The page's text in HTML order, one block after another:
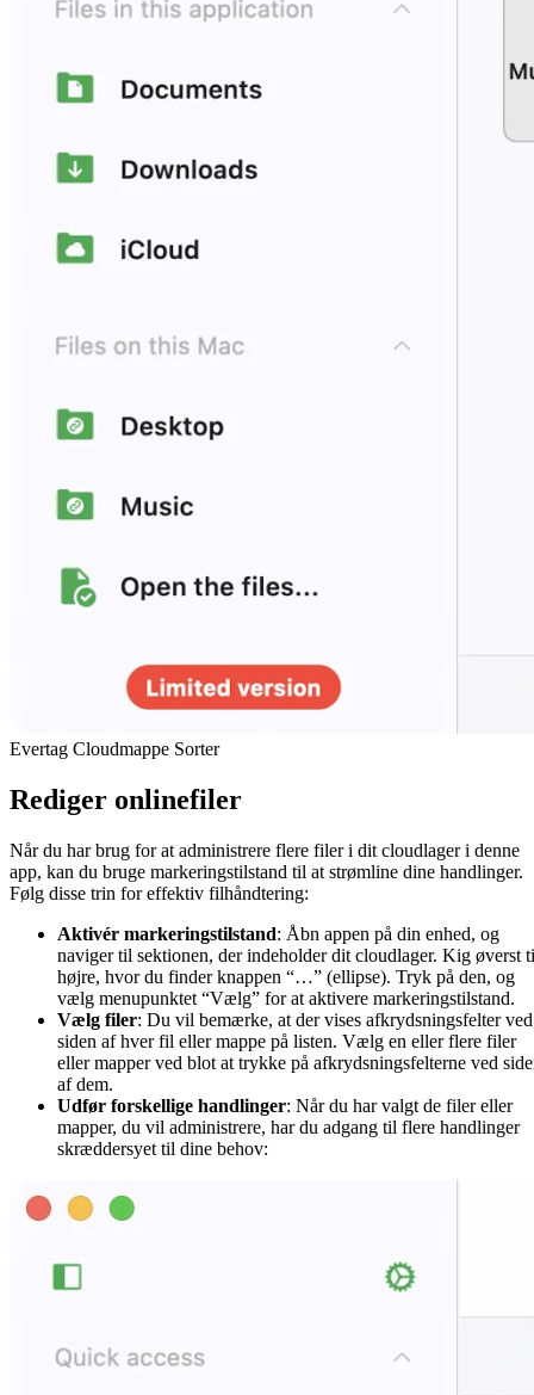
Evertag Cloudmappe Sorter
Rediger onlinefiler
Når du har brug for at administrere flere filer i dit cloudlager i denne
app, kan du bruge markeringstilstand til at strømline dine handlinger.
Følg disse trin for effektiv filhåndtering:
Aktivér markeringstilstand: Åbn appen på din enhed, og
naviger til sektionen, der indeholder dit cloudlager. Kig øverst
højre, hvor du finder knappen “…” (ellipse). Tryk på den, og
vælg menupunktet “Vælg” for at aktivere markeringstilstand.
Vælg filer: Du vil bemærke, at der vises afkrydsningsfelter ved
siden af hver fil eller mappe på listen. Vælg en eller flere filer
eller mapper ved blot at trykke på afkrydsningsfelterne ved
af dem.
Udfør forskellige handlinger: Når du har valgt de filer eller
mapper, du vil administrere, har du adgang til flere handlinger
skræddersyet til dine behov: